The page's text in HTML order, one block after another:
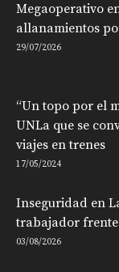
Megaoperativo
allanamientos
29/07/2026
“Un topo por el
UNLa que se
viajes en trenes
17/05/2024
Inseguridad en
trabajador
03/08/2026